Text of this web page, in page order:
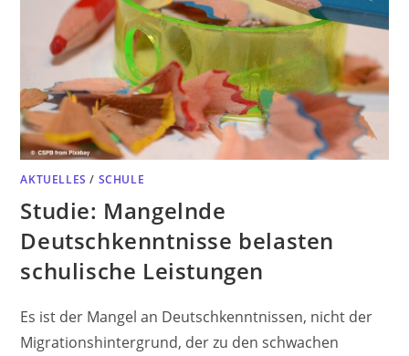
AKTUELLES / SCHULE
Studie: Mangelnde
Deutschkenntnisse belasten
schulische Leistungen
Es ist der Mangel an Deutschkenntnissen, nicht der
Migrationshintergrund, der zu den schwachen